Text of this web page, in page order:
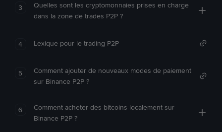
3
Quelles sont les cryptomonnaies prises en charge
dans la zone de trades P2P ?
4 Lexique pour le trading P2P
5
Comment ajouter de nouveaux modes de paiement
sur Binance P2P ?
6
Comment acheter des bitcoins localement sur
Binance P2P ?